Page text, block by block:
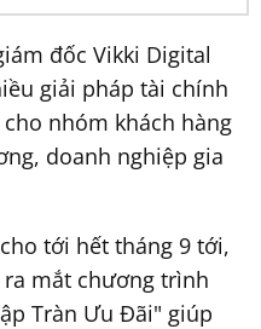
đốc Vikki Digital
giải pháp tài chính
nhóm khách hàng
doanh nghiệp gia
tới hết tháng 9 tới,
ra mắt chương trình
Tràn Ưu Đãi" giúp